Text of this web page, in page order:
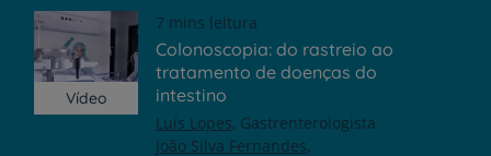
Vídeo
7 mins leitura
Colonoscopia: do rastreio ao
tratamento de doenças do
intestino
Luís Lopes Gastrenterologista
João Silva Fernandes